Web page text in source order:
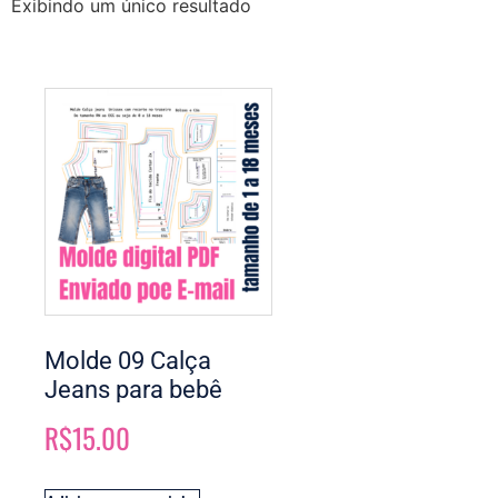
Exibindo um único resultado
Molde 09 Calça
Jeans para bebê
R$15.00